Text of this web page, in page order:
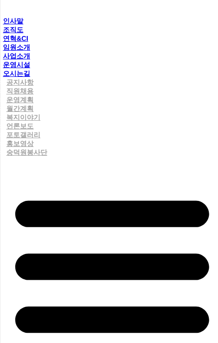
인사말
조직도
연혁&CI
임원소개
사업소개
운영시설
오시는길
공지사항
직원채용
운영계획
월간계획
복지이야기
언론보도
포토갤러리
홍보영상
숭덕원봉사단